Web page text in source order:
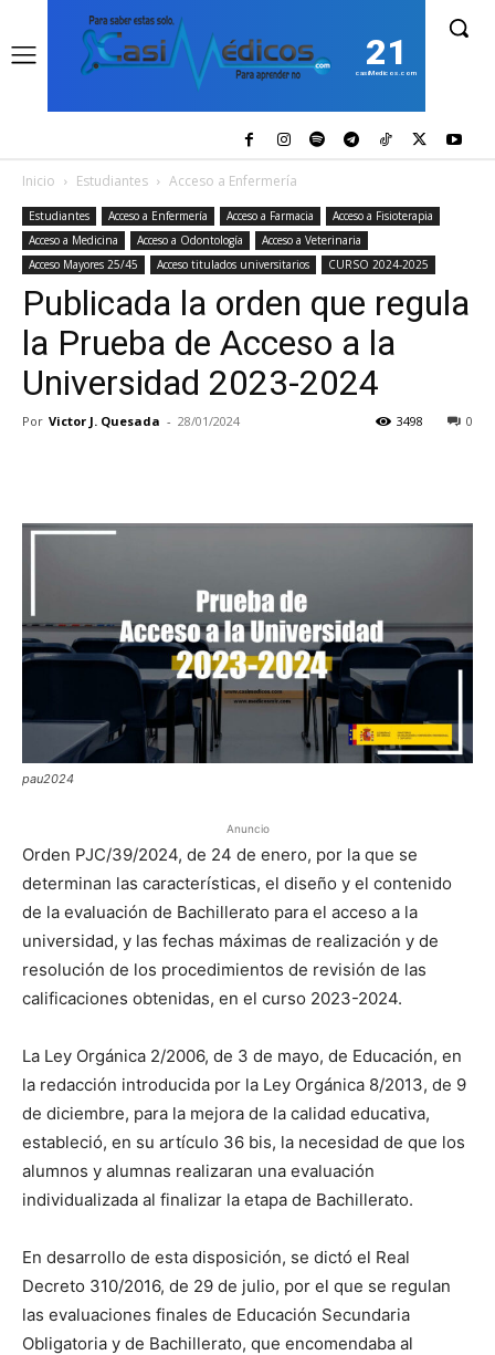
21
casiMedicos.com
Inicio Estudiantes Acceso a Enfermería
Estudiantes Acceso a Enfermería Acceso a Farmacia
Acceso a Fisioterapia
Acceso a Medicina
Acceso a Odontología
Acceso a Veterinaria
Acceso Mayores 25/45
Acceso titulados universitarios CURSO 2024-2025
Publicada la orden que regula
la Prueba de Acceso a la
Universidad 2023-2024
Por Victor J. Quesada - 28/01/2024 0
3498
pau2024
Anuncio
Orden PJC/39/2024, de 24 de enero, por la que se
determinan las características, el diseño y el contenido
de la evaluación de Bachillerato para el acceso a la
universidad, y las fechas máximas de realización y de
resolución de los procedimientos de revisión de las
calificaciones obtenidas, en el curso 2023-2024.
La Ley Orgánica 2/2006, de 3 de mayo, de Educación, en
la redacción introducida por la Ley Orgánica 8/2013, de 9
de diciembre, para la mejora de la calidad educativa,
estableció, en su artículo 36 bis, la necesidad de que los
alumnos y alumnas realizaran una evaluación
individualizada al finalizar la etapa de Bachillerato.
En desarrollo de esta disposición, se dictó el Real
Decreto 310/2016, de 29 de julio, por el que se regulan
las evaluaciones finales de Educación Secundaria
Obligatoria y de Bachillerato, que encomendaba al